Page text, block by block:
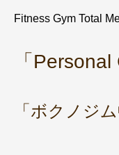
Fitness Gym Total
「Personal
「ボクノジ